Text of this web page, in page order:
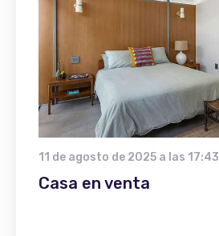
11 de agosto de 2025 a las 17:43
Casa en venta